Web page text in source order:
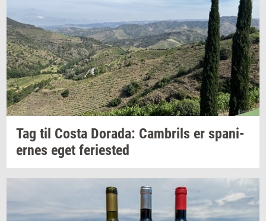
Tag til Costa Dora­da: Cam­brils er spa­ni­
er­nes eget fe­ri­e­sted